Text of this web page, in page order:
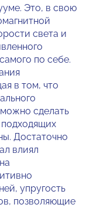
Это, в свою
света и
по себе.
в том, что
сделать
Достаточно
влиял
упругость
позволяющие